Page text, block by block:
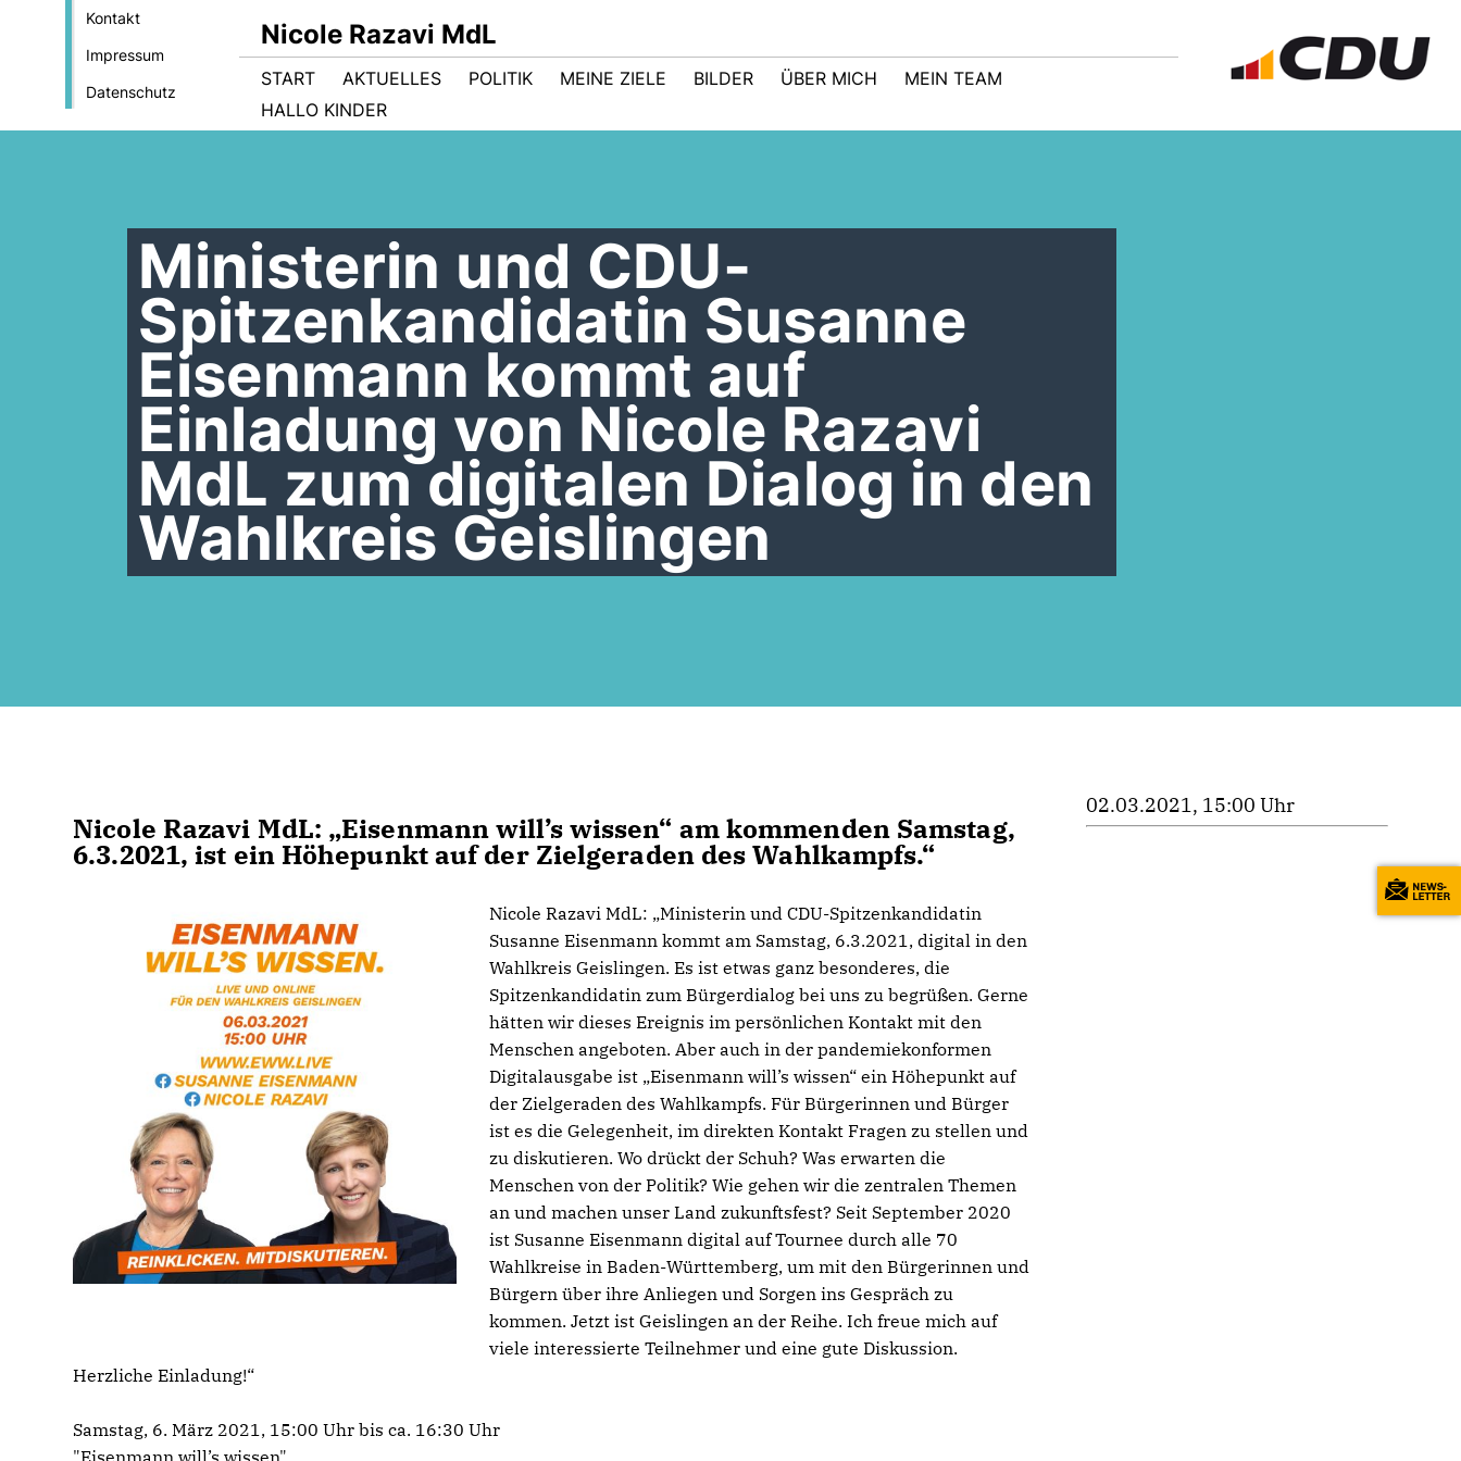
Kontakt
Impressum
Datenschutz
Nicole Razavi MdL
START AKTUELLES POLITIK MEINE ZIELE BILDER ÜBER MICH
MEIN TEAM
HALLO KINDER
Ministerin und CDU-
Spitzenkandidatin Susanne
Eisenmann kommt auf
Einladung von Nicole Razavi
MdL zum digitalen Dialog in den
Wahlkreis Geislingen
Nicole Razavi MdL: „Eisenmann will’s wissen“ am kommenden Samstag,
6.3.2021, ist ein Höhepunkt auf der Zielgeraden des Wahlkampfs.“
Nicole Razavi MdL: „Ministerin und CDU-Spitzenkandidatin
Susanne Eisenmann kommt am Samstag, 6.3.2021, digital in den
Wahlkreis Geislingen. Es ist etwas ganz besonderes, die
Spitzenkandidatin zum Bürgerdialog bei uns zu begrüßen. Gerne
hätten wir dieses Ereignis im persönlichen Kontakt mit den
Menschen angeboten. Aber auch in der pandemiekonformen
Digitalausgabe ist „Eisenmann will’s wissen“ ein Höhepunkt auf
der Zielgeraden des Wahlkampfs. Für Bürgerinnen und Bürger
ist es die Gelegenheit, im direkten Kontakt Fragen zu stellen und
zu diskutieren. Wo drückt der Schuh? Was erwarten die
Menschen von der Politik? Wie gehen wir die zentralen Themen
an und machen unser Land zukunftsfest? Seit September 2020
ist Susanne Eisenmann digital auf Tournee durch alle 70
Wahlkreise in Baden-Württemberg, um mit den Bürgerinnen und
Bürgern über ihre Anliegen und Sorgen ins Gespräch zu
kommen. Jetzt ist Geislingen an der Reihe. Ich freue mich auf
viele interessierte Teilnehmer und eine gute Diskussion.
Herzliche Einladung!“
Samstag, 6. März 2021, 15:00 Uhr bis ca. 16:30 Uhr
"Eisenmann will’s wissen"
02.03.2021, 15:00 Uhr